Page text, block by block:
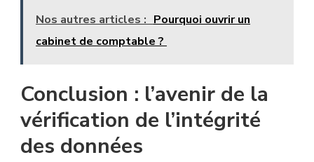
Nos autres articles : Pourquoi ouvrir un
cabinet de comptable ?
Conclusion : l’avenir de la
vérification de l’intégrité
des données